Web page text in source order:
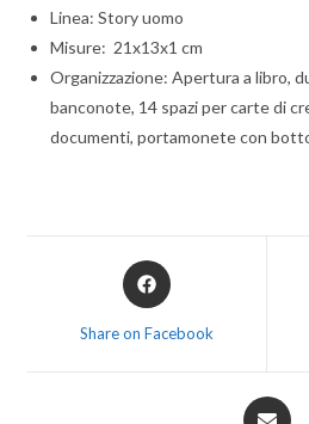
Linea: Story uomo
Misure: 21x13x1 cm
Organizzazione: Apertura a libro,
banconote, 14 spazi per carte di
documenti, portamonete con
Share on Facebook